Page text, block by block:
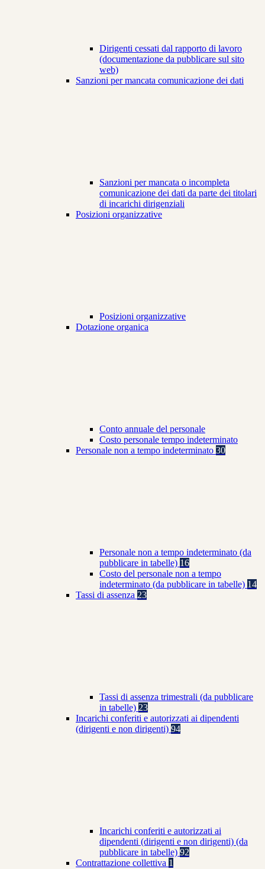
Dirigenti cessati dal rapporto di lavoro
(documentazione da pubblicare sul sito
web)
Sanzioni per mancata comunicazione dei dati
Sanzioni per mancata o incompleta
comunicazione dei dati da parte dei titolari
di incarichi dirigenziali
Posizioni organizzative
Posizioni organizzative
Dotazione organica
Conto annuale del personale
Costo personale tempo indeterminato
Personale non a tempo indeterminato 30
Personale non a tempo indeterminato (da
pubblicare in tabelle) 16
Costo del personale non a tempo
indeterminato (da pubblicare in tabelle) 14
Tassi di assenza 23
Tassi di assenza trimestrali (da pubblicare
in tabelle) 23
Incarichi conferiti e autorizzati ai dipendenti
(dirigenti e non dirigenti) 94
Incarichi conferiti e autorizzati ai
dipendenti (dirigenti e non dirigenti) (da
pubblicare in tabelle) 92
Contrattazione collettiva 1